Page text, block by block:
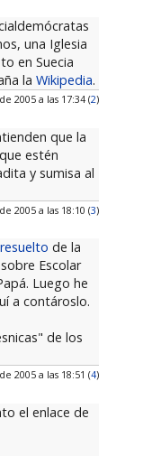
una Iglesia
en Suecia
la Wikipedia.
2005 a las 17:34 (2)
que la
estén
y sumisa al
2005 a las 18:10 (3)
de la
Escolar
Luego he
a contároslo.
de los
2005 a las 18:51 (4)
el enlace de